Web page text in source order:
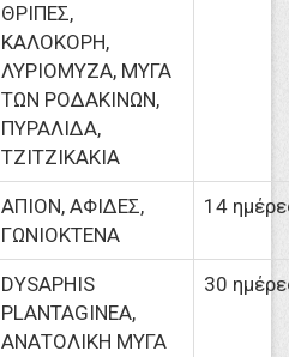
ΘΡΙΠΕΣ,
ΚΑΛΟΚΟΡΗ,
ΛΥΡΙΟΜΥΖΑ, ΜΥΓΑ
ΤΩΝ ΡΟΔΑΚΙΝΩΝ,
ΠΥΡΑΛΙΔΑ,
ΤΖΙΤΖΙΚΑΚΙΑ
ΑΠΙΟΝ, ΑΦΙΔΕΣ,
ΓΩΝΙΟΚΤΕΝΑ
14
DYSAPHIS
PLANTAGINEA,
ΑΝΑΤΟΛΙΚΗ ΜΥΓΑ
30